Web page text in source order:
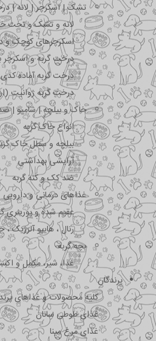
تشک | اسکرچر | لانه |
لانه و تشک و تخت
اسکرچرهای کوچک و
درخت گربه و اسکرچر
درخت گربه آماده
درخت گربه ژوانیت
خاک و بیلچه | شامپو |
انواع خاک گربه
بیلچه و سطل خاک
آرایشی بهداشتی
ضد کک و کنه گربه
غذاهای درمانی و دارویی
عقیم شده و یورینری
رنال ، هایپو آلرژیک
بچه گربه
غذا، شیر، مکمل و
پرندگان
کلیه محصولات و غذاهای
غذای طوطی سانان
غذای مرغ مینا